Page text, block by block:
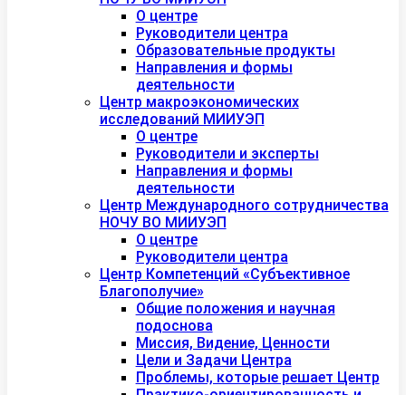
О центре
Руководители центра
Образовательные продукты
Направления и формы
деятельности
Центр макроэкономических
исследований МИИУЭП
О центре
Руководители и эксперты
Направления и формы
деятельности
Центр Международного сотрудничества
НОЧУ ВО МИИУЭП
О центре
Руководители центра
Центр Компетенций «Субъективное
Благополучие»
Общие положения и научная
подоснова
Миссия, Видение, Ценности
Цели и Задачи Центра
Проблемы, которые решает Центр